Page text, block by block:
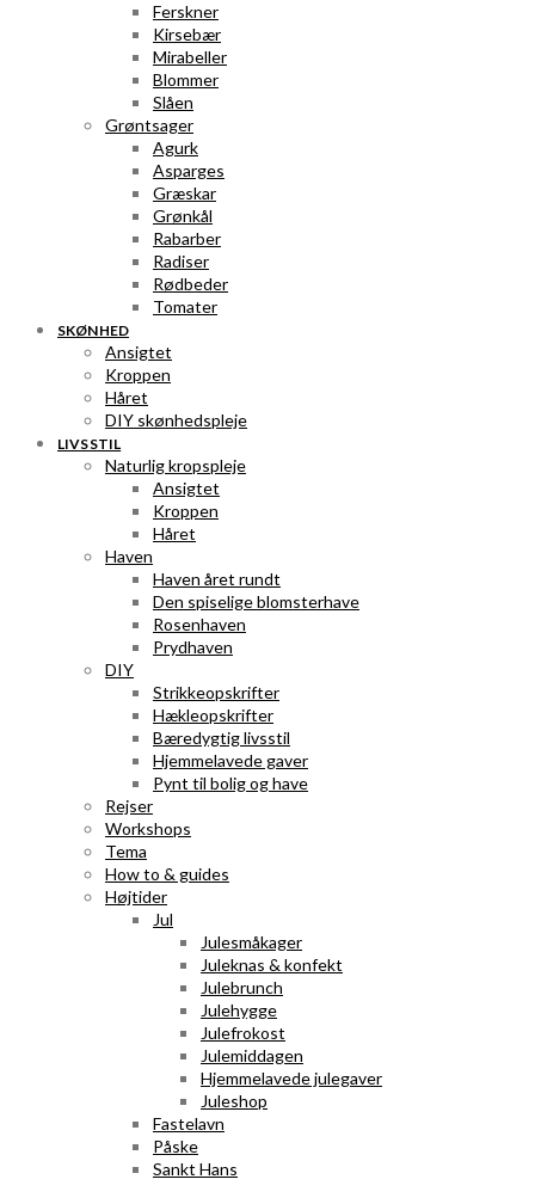
Ferskner
Kirsebær
Mirabeller
Blommer
Slåen
Grøntsager
Agurk
Asparges
Græskar
Grønkål
Rabarber
Radiser
Rødbeder
Tomater
SKØNHED
Ansigtet
Kroppen
Håret
DIY skønhedspleje
LIVSSTIL
Naturlig kropspleje
Ansigtet
Kroppen
Håret
Haven
Haven året rundt
Den spiselige blomsterhave
Rosenhaven
Prydhaven
DIY
Strikkeopskrifter
Hækleopskrifter
Bæredygtig livsstil
Hjemmelavede gaver
Pynt til bolig og have
Rejser
Workshops
Tema
How to & guides
Højtider
Jul
Julesmåkager
Juleknas & konfekt
Julebrunch
Julehygge
Julefrokost
Julemiddagen
Hjemmelavede julegaver
Juleshop
Fastelavn
Påske
Sankt Hans